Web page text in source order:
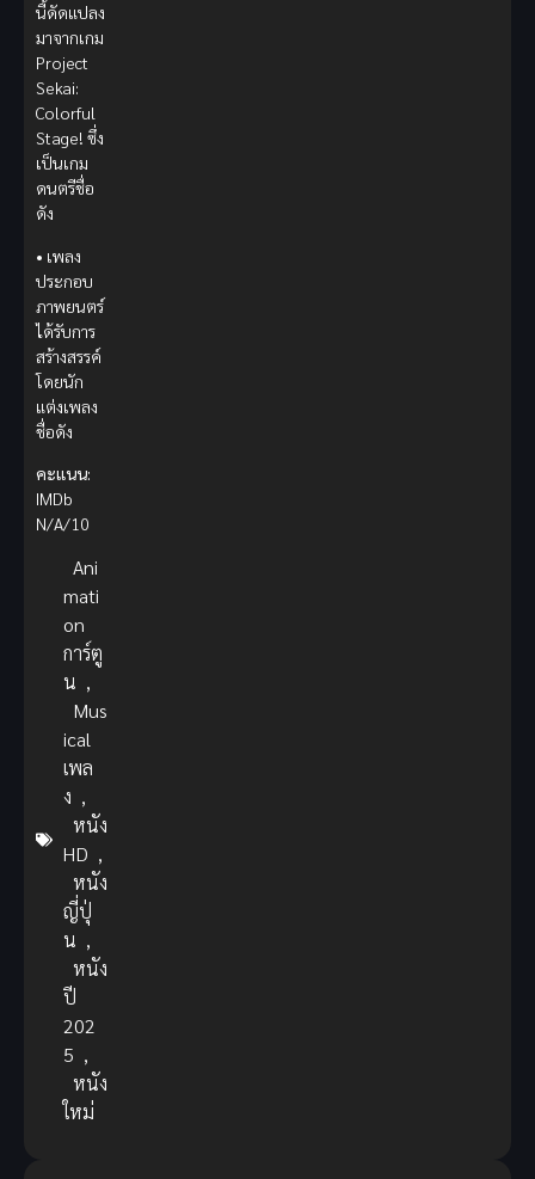
นี้ดัดแปลง
มาจากเกม
Project
Sekai:
Colorful
Stage! ซึ่ง
เป็นเกม
ดนตรีชื่อ
ดัง
• เพลง
ประกอบ
ภาพยนตร์
ได้รับการ
สร้างสรรค์
โดยนัก
แต่งเพลง
ชื่อดัง
คะแนน:
IMDb
N/A/10
Ani
mati
on
การ์ตู
น ,
Mus
ical
เพล
ง ,
หนัง
HD ,
หนัง
ญี่ปุ่
น ,
หนัง
ปี
202
5 ,
หนัง
ใหม่